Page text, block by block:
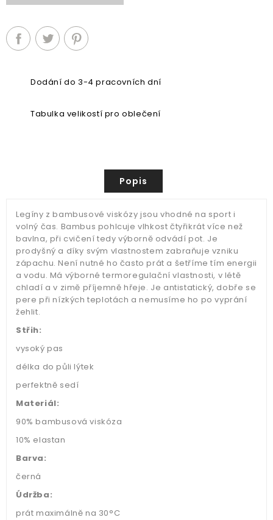
Dodání do 3-4 pracovních dní
Tabulka velikostí pro oblečení
Popis
Legíny z bambusové viskózy jsou vhodné na sport i
volný čas. Bambus pohlcuje vlhkost čtyřikrát více než
bavlna, při cvičení tedy výborně odvádí pot. Je
prodyšný a díky svým vlastnostem zabraňuje vzniku
zápachu. Není nutné ho často prát a šetříme tím energii
a vodu. Má výborné termoregulační vlastnosti, v létě
chladí a v zimě příjemně hřeje. Je antistatický, dobře se
pere při nízkých teplotách a nemusíme ho po vyprání
žehlit.
Střih:
vysoký pas
délka do půli lýtek
perfektně sedí
Materiál:
90% bambusová viskóza
10% elastan
Barva:
černá
Údržba:
prát maximálně na 30°C